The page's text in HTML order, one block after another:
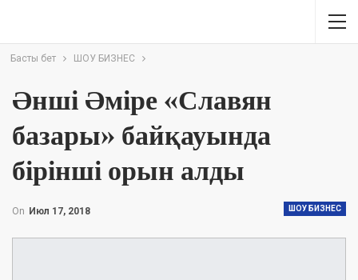
Басты бет ШОУ БИЗНЕС
Әнші Әміре «Славян
базары» байқауында
бірінші орын алды
ШОУ БИЗНЕС
On Июл 17, 2018